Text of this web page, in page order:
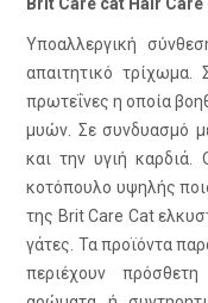
Υποαλλεργική
απαιτητικό τρίχωμα.
πρωτεΐνες η οποία
μυών. Σε συνδυασμό
και την υγιή
κοτόπουλο υψηλής
της Brit Care Cat
γάτες. Τα προϊόντα
περιέχουν